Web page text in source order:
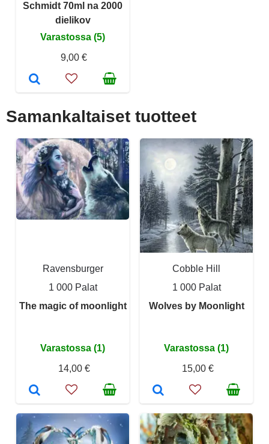
Schmidt 70ml na 2000
dielikov
Varastossa (5)
9,00 €
Samankaltaiset tuotteet
Ravensburger
1 000 Palat
The magic of moonlight
Varastossa (1)
14,00 €
Cobble Hill
1 000 Palat
Wolves by Moonlight
Varastossa (1)
15,00 €